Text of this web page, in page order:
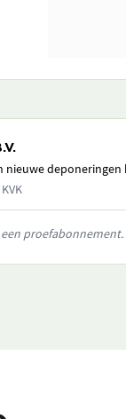
nieuwe
proefabonnement.